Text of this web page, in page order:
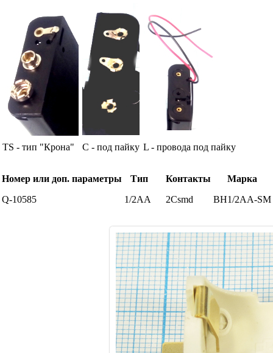
TS - тип "Крона" С - под пайку L - провода под пайку
Номер или доп. параметры Тип Контакты
Марка
Q-10585
1/2AA 2Csmd BH1/2AA-SM